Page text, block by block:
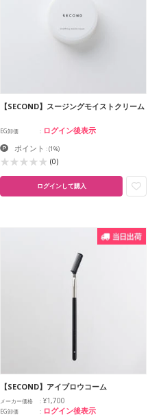
【SECOND】スージングモイストクリーム
EG卸価 ログイン後表示
ポイント :(1%)
(0)
ログインして購入
【SECOND】アイブロウコーム
メーカー価格 ¥1,700
EG卸価 ログイン後表示